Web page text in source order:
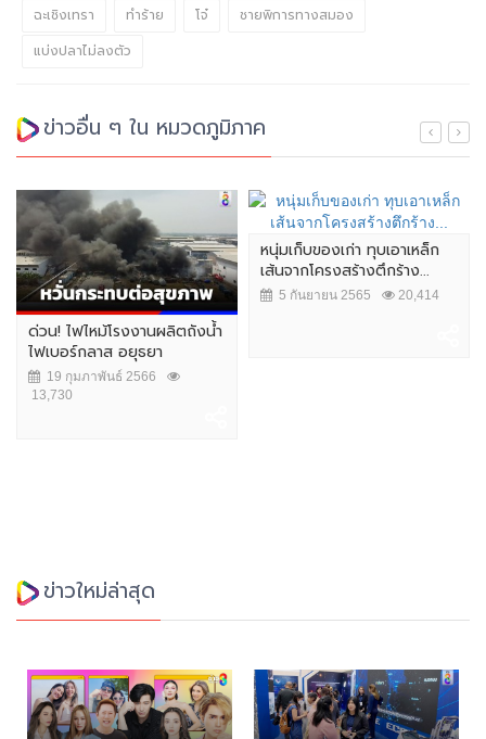
ฉะเชิงเทรา
ทำร้าย โจ๋
ชายพิการทางสมอง
แบ่งปลาไม่ลงตัว
ข่าวอื่น ๆ ใน หมวดภูมิภาค
ด่วน! ไฟไหม้โรงงานผลิตถังน้ำ
ไฟเบอร์กลาส อยุธยา
19 กุมภาพันธ์ 2566
13,730
หนุ่มเก็บของเก่า ทุบเอาเหล็ก
เส้นจากโครงสร้างตึกร้าง...
5 กันยายน 2565 20,414
ข่าวใหม่ล่าสุด